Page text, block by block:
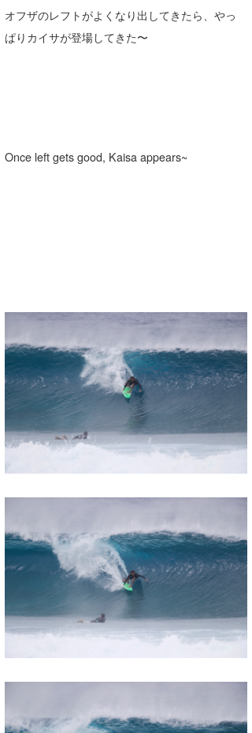
オフザのレフトがよくなり出してきたら、やっ
ぱりカイサが登場してきた〜
Once left gets good, Kaisa appears~